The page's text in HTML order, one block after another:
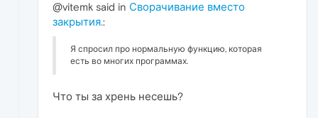
@vitemk said in Сворачивание вместо
закрытия.:
Я спросил про нормальную функцию, которая
есть во многих программах.
Что ты за хрень несешь?